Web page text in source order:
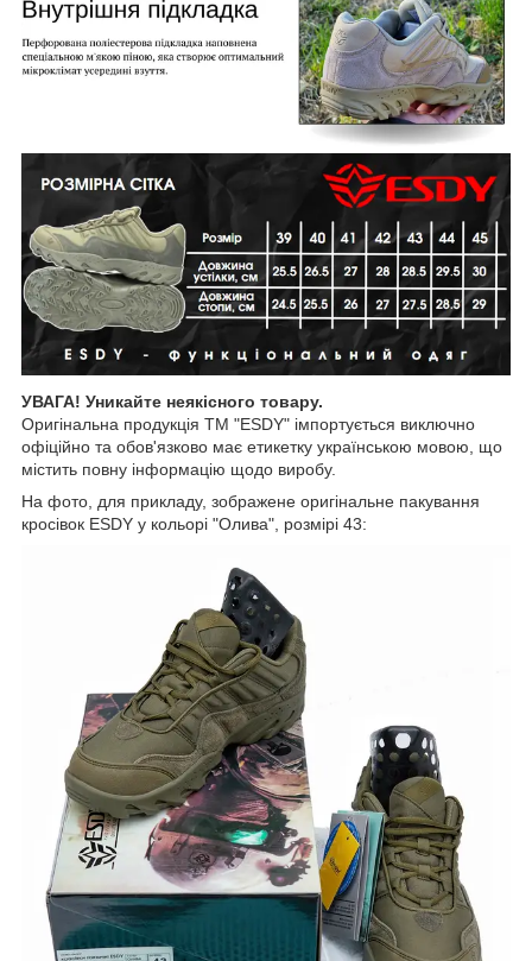
УВАГА! Уникайте неякісного товару.
Оригінальна продукція ТМ "ESDY" імпортується виключно
офіційно та обов'язково має етикетку українською мовою, що
містить повну інформацію щодо виробу.
На фото, для прикладу, зображене оригінальне пакування
кросівок ESDY у кольорі "Олива", розмірі 43: